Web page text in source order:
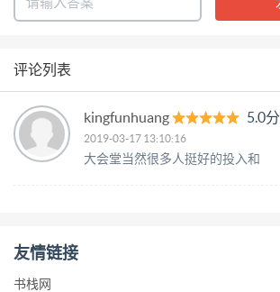
评论列表
kingfunhuang 5.0分
2019-03-17 13:10:16
大会堂当然很多人挺好的投入和
友情链接
书栈网